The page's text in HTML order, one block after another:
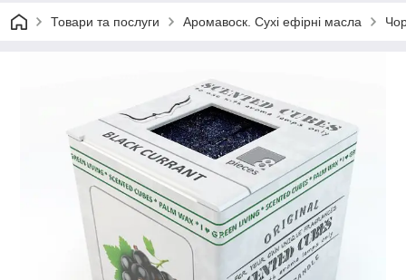
Товари та послуги Аромавоск. Сухі ефірні масла